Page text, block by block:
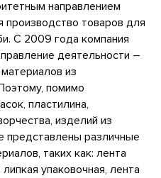
направлением
производство товаров для
С 2009 года компания
деятельности –
из
помимо
пластилина,
изделий из
представлены различные
таких как: лента
упаковочная, лента